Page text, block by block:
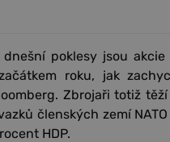
poklesy jsou
roku, jak
Zbrojaři totiž
členských zemí
HDP.